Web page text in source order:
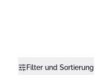
Filter und Sortierung